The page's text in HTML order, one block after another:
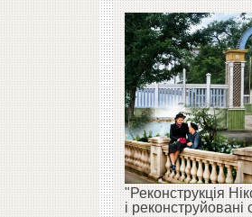
"Реконструкція
і реконструйовані